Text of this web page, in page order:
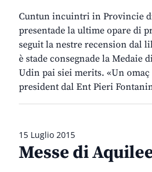
Cuntun incuintri in Provincie
presentade la ultime opare di
seguit la nestre recension dal
è stade consegnade la Medaie
Udin pai siei merits. «Un
president dal Ent Pieri
15 Luglio 2015
Messe di